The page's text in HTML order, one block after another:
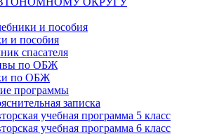
и пособия
и пособия
спасателя
по ОБЖ
по ОБЖ
программы
записка
учебная программа 5 класс
учебная программа 6 класс